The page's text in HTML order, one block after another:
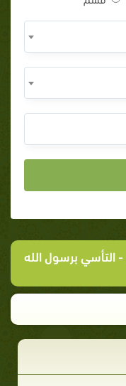
-التأسي برسول الله